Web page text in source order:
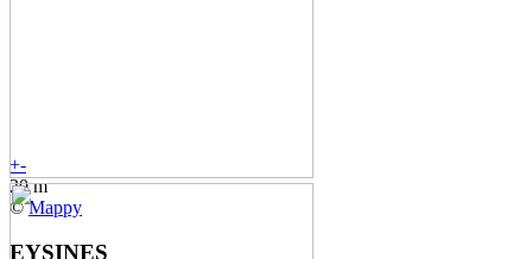
+-
20 m
©Mappy
EYSINES